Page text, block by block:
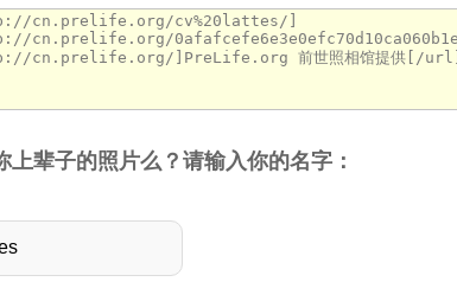
上辈子的照片么？请输入你的名字：